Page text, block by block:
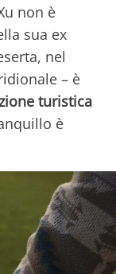
non è
sua ex
nel
– è
turistica
è